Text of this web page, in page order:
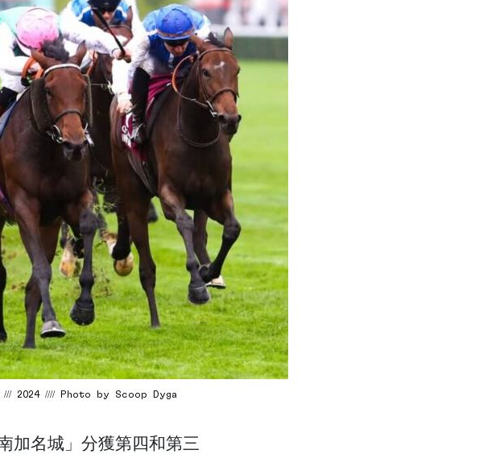
2024 //// Photo by Scoop Dyga
加名城」分獲第四和第三